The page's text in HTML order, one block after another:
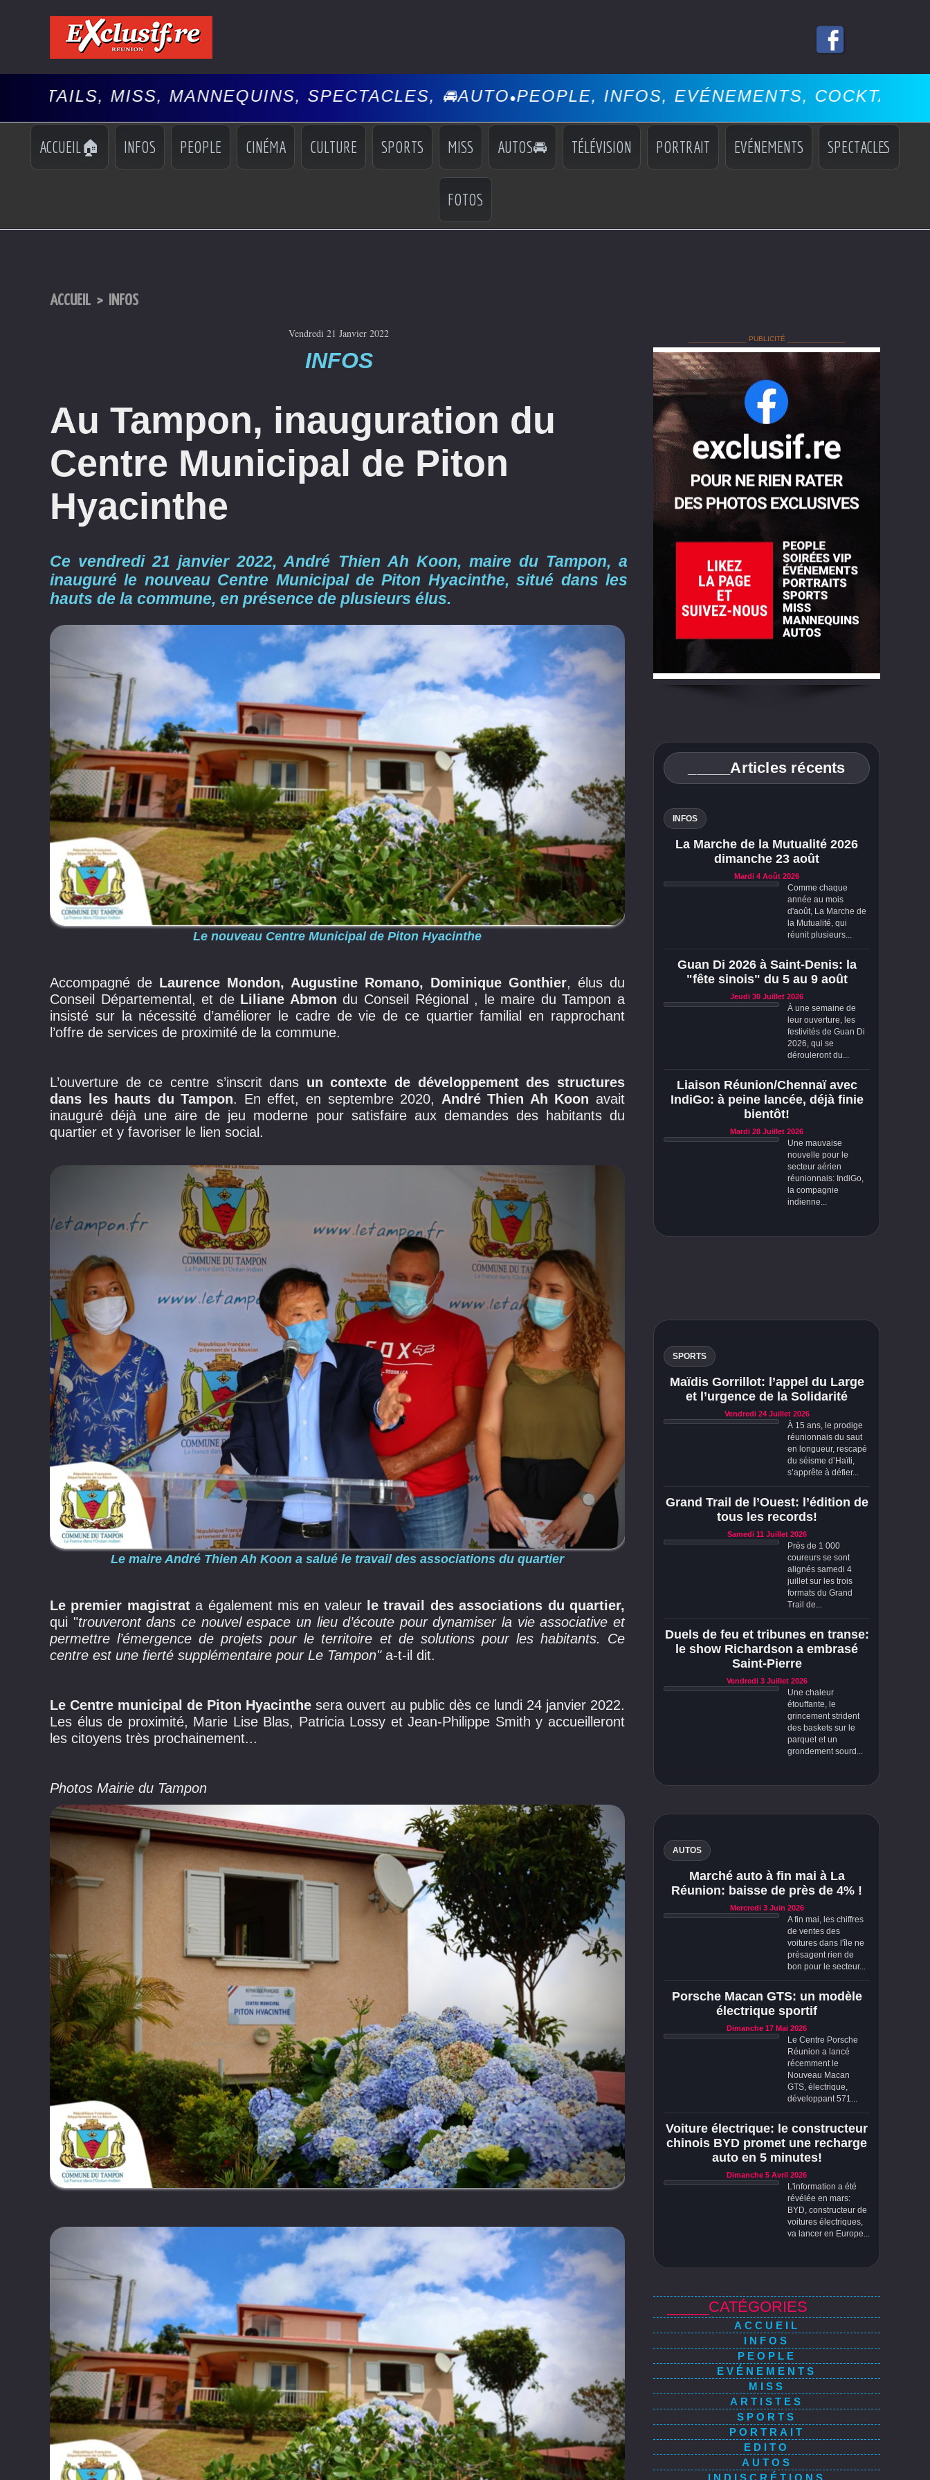
MANNEQUINS, SPECTACLES, 🚘AUTO•PEOPLE, INFOS, EVÉNEMENTS, COCKTAILS, MISS,
ACCUEIL🏠 INFOS PEOPLE CINÉMA CULTURE SPORTS MISS AUTOS🚘 TÉLÉVISION PORTRAIT EVÉNEMENTS SPECTACLES
FOTOS
ACCUEIL > INFOS
Vendredi 21 Janvier 2022
INFOS
Au Tampon, inauguration du
Centre Municipal de Piton
Hyacinthe
Ce vendredi 21 janvier 2022, André Thien Ah Koon, maire du Tampon, a
inauguré le nouveau Centre Municipal de Piton Hyacinthe, situé dans les
hauts de la commune, en présence de plusieurs élus.
Le nouveau Centre Municipal de Piton Hyacinthe
Accompagné de Laurence Mondon, Augustine Romano, Dominique Gonthier, élus du
Conseil Départemental, et de Liliane Abmon du Conseil Régional , le maire du Tampon a
insisté sur la nécessité d’améliorer le cadre de vie de ce quartier familial en rapprochant
l’offre de services de proximité de la commune.
L’ouverture de ce centre s’inscrit dans un contexte de développement des structures
dans les hauts du Tampon. En effet, en septembre 2020, André Thien Ah Koonavait
inauguré déjà une aire de jeu moderne pour satisfaire aux demandes des habitants du
quartier et y favoriser le lien social.
Le maire André Thien Ah Koon a salué le travail des associations du quartier
Le premier magistrata également mis en valeur le travail des associations du quartier,
qui "trouveront dans ce nouvel espace un lieu d’écoute pour dynamiser la vie associative et
permettre l’émergence de projets pour le territoire et de solutions pour les habitants. Ce
centre est une fierté supplémentaire pour Le Tampon" a-t-il dit.
Le Centre municipal de Piton Hyacinthe sera ouvert au public dès ce lundi 24 janvier 2022.
Les élus de proximité, Marie Lise Blas, Patricia Lossy et Jean-Philippe Smith y accueilleront
les citoyens très prochainement...
Photos Mairie du Tampon
______________ PUBLICITÉ ______________
_____Articles récents
INFOS
La Marche de la Mutualité 2026
dimanche 23 août
Mardi 4 Août 2026
Comme chaque
année au mois
d'août, La Marche de
la Mutualité, qui
réunit plusieurs...
Guan Di 2026 à Saint-Denis: la
"fête sinois" du 5 au 9 août
Jeudi 30 Juillet 2026
À une semaine de
leur ouverture, les
festivités de Guan Di
2026, qui se
dérouleront du...
Liaison Réunion/Chennaï avec
IndiGo: à peine lancée, déjà finie
bientôt!
Mardi 28 Juillet 2026
Une mauvaise
nouvelle pour le
secteur aérien
réunionnais: IndiGo,
la compagnie
indienne...
SPORTS
Maïdis Gorrillot: l’appel du Large
et l’urgence de la Solidarité
Vendredi 24 Juillet 2026
À 15 ans, le prodige
réunionnais du saut
en longueur, rescapé
du séisme d’Haïti,
s’apprête à défier...
Grand Trail de l’Ouest: l’édition de
tous les records!
Samedi 11 Juillet 2026
Près de 1 000
coureurs se sont
alignés samedi 4
juillet sur les trois
formats du Grand
Trail de...
Duels de feu et tribunes en transe:
le show Richardson a embrasé
Saint-Pierre
Vendredi 3 Juillet 2026
Une chaleur
étouffante, le
grincement strident
des baskets sur le
parquet et un
grondement sourd...
AUTOS
Marché auto à fin mai à La
Réunion: baisse de près de 4% !
Mercredi 3 Juin 2026
A fin mai, les chiffres
de ventes des
voitures dans l'île ne
présagent rien de
bon pour le secteur...
Porsche Macan GTS: un modèle
électrique sportif
Dimanche 17 Mai 2026
Le Centre Porsche
Réunion a lancé
récemment le
Nouveau Macan
GTS, électrique,
développant 571...
Voiture électrique: le constructeur
chinois BYD promet une recharge
auto en 5 minutes!
Dimanche 5 Avril 2026
L'information a été
révélée en mars:
BYD, constructeur de
voitures électriques,
va lancer en Europe...
_____CATÉGORIES
ACCUEIL
INFOS
PEOPLE
EVÉNEMENTS
MISS
ARTISTES
SPORTS
PORTRAIT
EDITO
AUTOS
INDISCRÉTIONS